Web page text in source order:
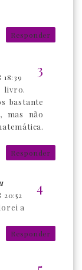
Responder
18:39
livro.
bastante
mas não
Responder
20:52
a
Responder